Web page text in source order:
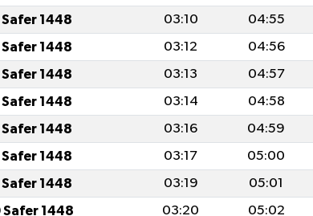
Safer 1448 03:10 04:55
Safer 1448 03:12 04:56
Safer 1448 03:13 04:57
Safer 1448 03:14 04:58
Safer 1448 03:16 04:59
Safer 1448 03:17 05:00
Safer 1448 03:19 05:01
Safer 1448 03:20 05:02